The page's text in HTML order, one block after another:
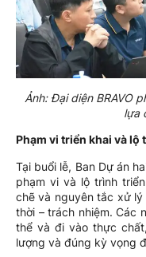
Ảnh: Đại diện BRAVO
lựa
Phạm vi triển khai và lộ
Tại buổi lễ, Ban Dự án
phạm vi và lộ trình
chẽ và nguyên tắc xử
thời – trách nhiệm. Các
thể và đi vào thực
lượng và đúng kỳ vọng